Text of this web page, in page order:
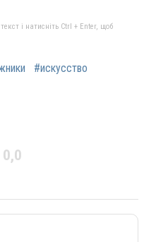
і натисніть Ctrl + Enter, щоб
#искусство
0,0